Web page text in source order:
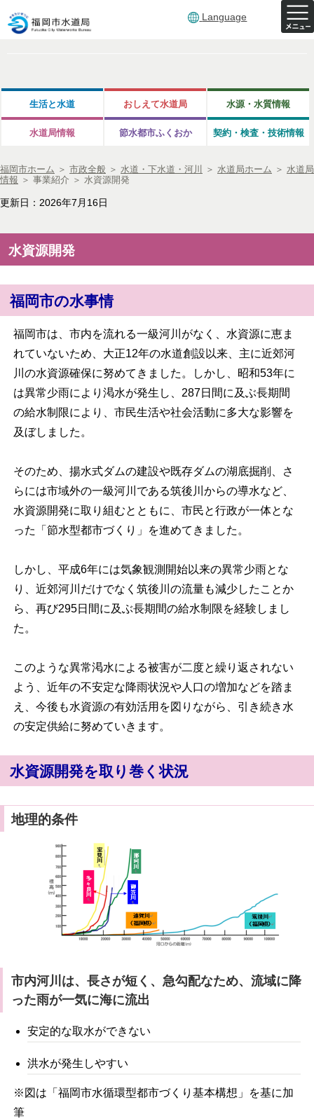
Language
生活と水道 おしえて水道局 水源・水質情報
水道局情報 節水都市ふくおか 契約・検査・技術情報
福岡市ホーム ＞ 市政全般 ＞ 水道・下水道・河川 ＞ 水道局ホーム ＞ 水道局
情報 ＞ 事業紹介 ＞ 水資源開発
更新日：2026年7月16日
水資源開発
福岡市の水事情
福岡市は、市内を流れる一級河川がなく、水資源に恵ま
れていないため、大正12年の水道創設以来、主に近郊河
川の水資源確保に努めてきました。しかし、昭和53年に
は異常少雨により渇水が発生し、287日間に及ぶ長期間
の給水制限により、市民生活や社会活動に多大な影響を
及ぼしました。
そのため、揚水式ダムの建設や既存ダムの湖底掘削、さ
らには市域外の一級河川である筑後川からの導水など、
水資源開発に取り組むとともに、市民と行政が一体とな
った「節水型都市づくり」を進めてきました。
しかし、平成6年には気象観測開始以来の異常少雨とな
り、近郊河川だけでなく筑後川の流量も減少したことか
ら、再び295日間に及ぶ長期間の給水制限を経験しまし
た。
このような異常渇水による被害が二度と繰り返されない
よう、近年の不安定な降雨状況や人口の増加などを踏ま
え、今後も水資源の有効活用を図りながら、引き続き水
の安定供給に努めていきます。
水資源開発を取り巻く状況
地理的条件
市内河川は、長さが短く、急勾配なため、流域に降
った雨が一気に海に流出
安定的な取水ができない
洪水が発生しやすい
※図は「福岡市水循環型都市づくり基本構想」を基に加
筆